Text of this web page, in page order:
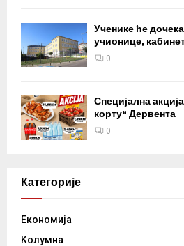
Ученике ће
учионице,
0
Специјална
корту“ Дервента
0
Категорије
Eкономија
Kолумнa